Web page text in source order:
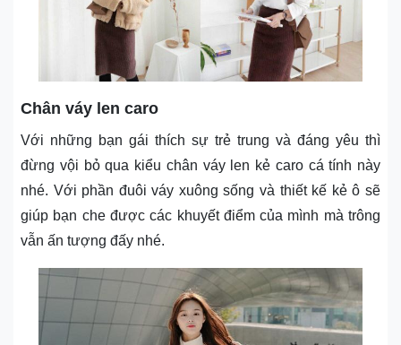
Chân váy len caro
Với những bạn gái thích sự trẻ trung và đáng yêu thì
đừng vội bỏ qua kiểu chân váy len kẻ caro cá tính này
nhé. Với phần đuôi váy xuông sống và thiết kế kẻ ô sẽ
giúp bạn che được các khuyết điểm của mình mà trông
vẫn ấn tượng đấy nhé.